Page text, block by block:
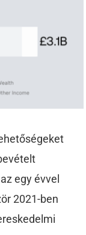
egy évvel
2021-ben